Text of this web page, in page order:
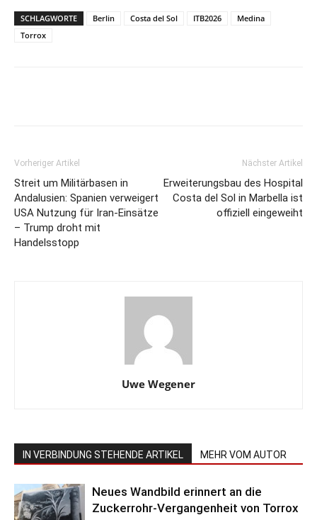
SCHLAGWORTE Berlin Costa del Sol ITB2026
Medina
Torrox
Vorheriger Artikel
Streit um Militärbasen in
Andalusien: Spanien verweigert
USA Nutzung für Iran-Einsätze
– Trump droht mit
Handelsstopp
Nächster Artikel
Erweiterungsbau des Hospital
Costa del Sol in Marbella ist
offiziell eingeweiht
Uwe Wegener
IN VERBINDUNG STEHENDE ARTIKEL MEHR VOM AUTOR
Neues Wandbild erinnert an die
Zuckerrohr-Vergangenheit von Torrox